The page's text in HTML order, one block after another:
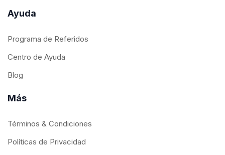
Ayuda
Programa de Referidos
Centro de Ayuda
Blog
Más
Términos & Condiciones
Políticas de Privacidad